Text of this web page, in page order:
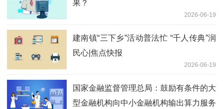
果？
2026-06-19
建南镇“三下乡”活动普法忙 “千人传典”润
民心|焦点快报
2026-06-19
国家金融监督管理总局：鼓励有条件的大
型金融机构向中小金融机构输出算力服务